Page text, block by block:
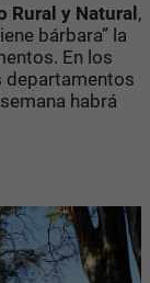
Rural y Natural,
bárbara” la
En los
departamentos
habrá